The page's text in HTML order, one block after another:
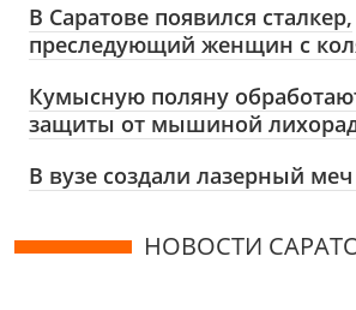
В Саратове появился сталкер,
преследующий женщин с
Кумысную поляну
защиты от мышиной
В вузе создали лазерный
НОВОСТИ